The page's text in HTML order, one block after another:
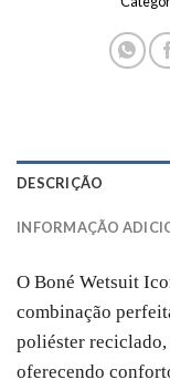
DESCRIÇÃO
INFORMAÇÃO
O Boné Wetsuit
combinação
poliéster
oferecendo